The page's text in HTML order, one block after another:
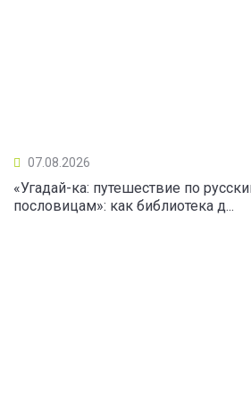
07.08.2026
«Угадай-ка: путешествие по
пословицам»: как библиотека д...